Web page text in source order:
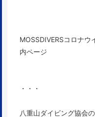
MOSSDIVERSコロナ
内ページ
・・・
八重山ダイビング協会